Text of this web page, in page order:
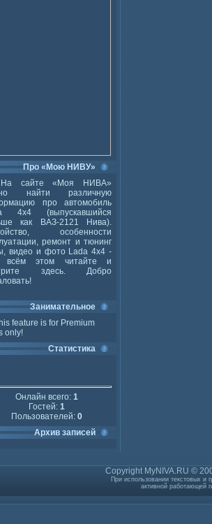
Про «Мою НИВУ»
На сайте «Моя НИВА»
найти различную
про автомобиль
4x4 (выпускавшийся
как ВАЗ-2121 Нива).
особенности
ремонт и тюнинг
видео и фото Lada 4x4 -
всём этом читайте и
здесь. Добро
Занимательное
feature is for Premium
only!
Статистика
Онлайн всего: 1
Гостей: 1
Пользователей: 0
Архив записей
Copyright MyNIVA.RU ©
При использовании текстовых и
активной работающей